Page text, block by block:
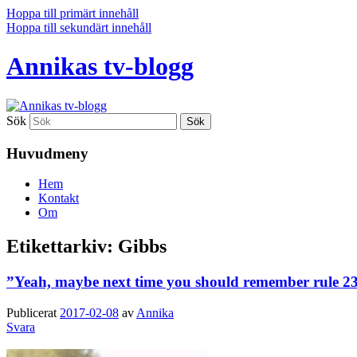
Hoppa till primärt innehåll
Hoppa till sekundärt innehåll
Annikas tv-blogg
Sök
Huvudmeny
Hem
Kontakt
Om
Etikettarkiv: Gibbs
”Yeah, maybe next time you should remember rule
Publicerat 2017-02-08 av Annika
Svara